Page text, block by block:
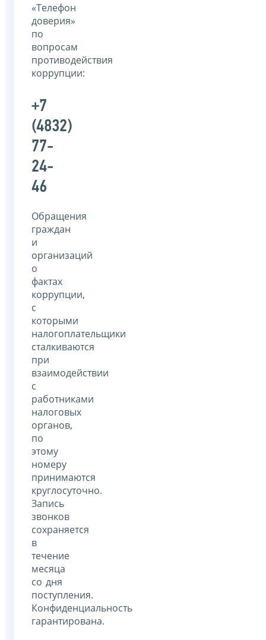
«Телефон
доверия»
по
вопросам
противодействия
коррупции:
+7
(4832)
77-
24-
46
Обращения
граждан
и
организаций
о
фактах
коррупции,
с
которыми
налогоплательщики
сталкиваются
при
взаимодействии
с
работниками
налоговых
органов,
по
этому
номеру
принимаются
круглосуточно.
Запись
звонков
сохраняется
в
течение
месяца
со дня
поступления.
Конфиденциальность
гарантирована.